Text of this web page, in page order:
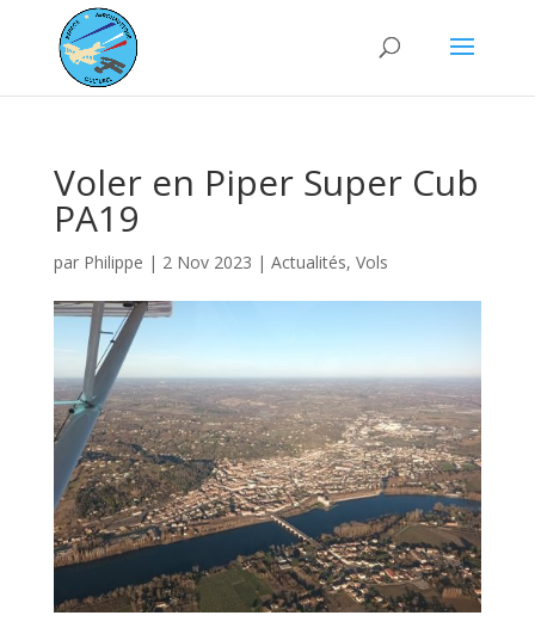
Voler en Piper Super Cub
PA19
par Philippe | 2 Nov 2023 | Actualités, Vols